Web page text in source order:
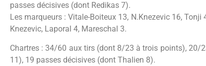
passes décisives (dont Redikas 7).
Les marqueurs : Vitale-Boiteux 13, N.Knezevic 16,
Knezevic, Laporal 4, Mareschal 3.
Chartres : 34/60 aux tirs (dont 8/23 à trois points), 20/
11), 19 passes décisives (dont Thalien 8).